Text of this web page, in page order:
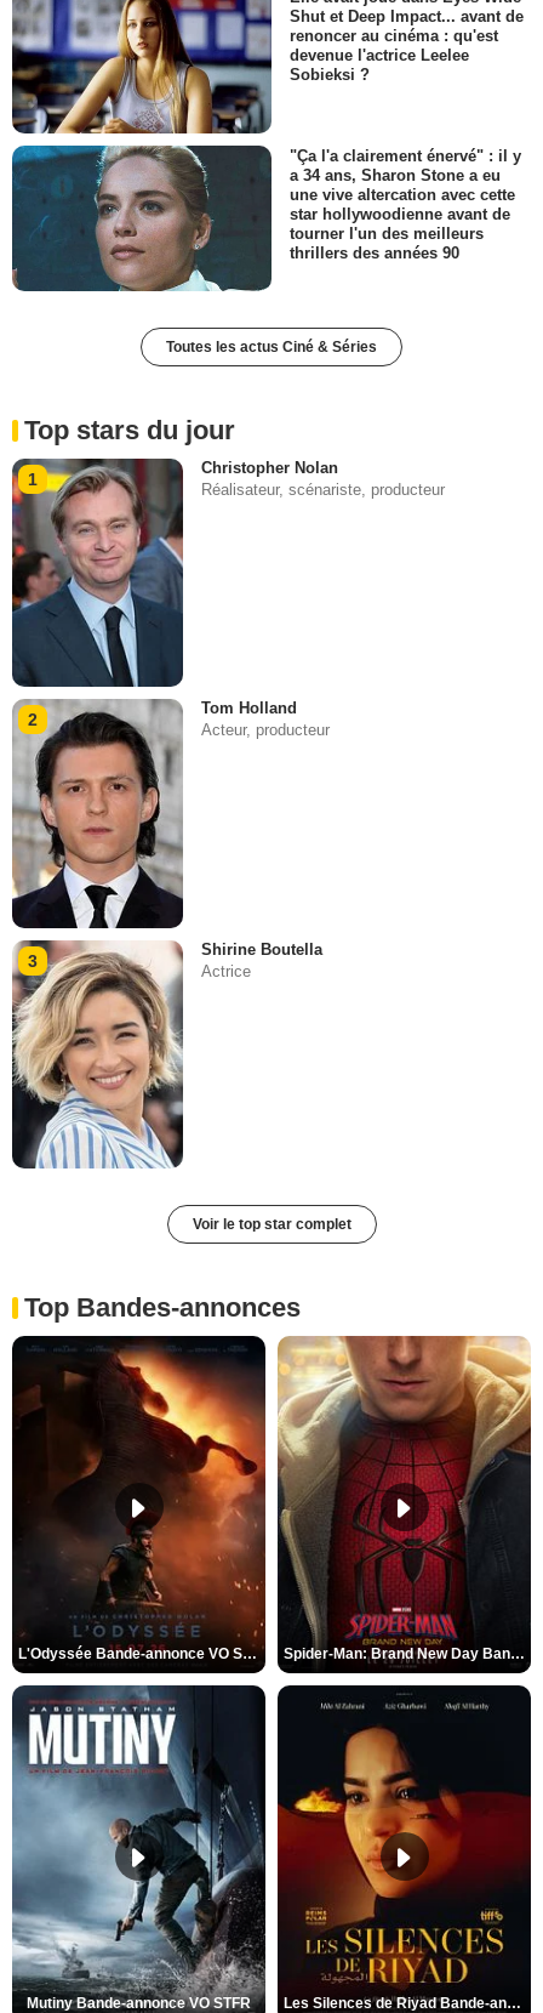
Shut et Deep Impact... avant de
renoncer au cinéma : qu'est
devenue l'actrice Leelee
Sobieksi ?
"Ça l'a clairement énervé" : il y
a 34 ans, Sharon Stone a eu
une vive altercation avec cette
star hollywoodienne avant de
tourner l'un des meilleurs
thrillers des années 90
Toutes les actus Ciné & Séries
Top stars du jour
1
Christopher Nolan
Réalisateur, scénariste, producteur
2
Tom Holland
Acteur, producteur
3
Shirine Boutella
Actrice
Voir le top star complet
Top Bandes-annonces
L'Odyssée Bande-annonce VO STFR Spider-Man: Brand New Day Bande-annonce VO STFR
Mutiny Bande-annonce VO STFR Les Silences de Riyad Bande-annonce VO STFR